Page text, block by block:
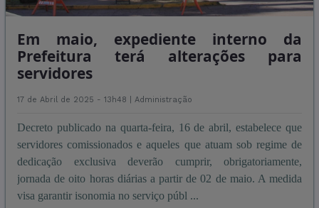
Em maio, expediente interno da
Prefeitura terá alterações para
servidores
17 de Abril de 2025 - 13h48 | Administração
Decreto publicado na quarta-feira, 16 de abril, estabelece que
servidores comissionados e aqueles que atuam sob regime de
dedicação exclusiva deverão cumprir, obrigatoriamente,
jornada de oito horas diárias a partir de 02 de maio. A medida
visa garantir isonomia no serviço públ ...